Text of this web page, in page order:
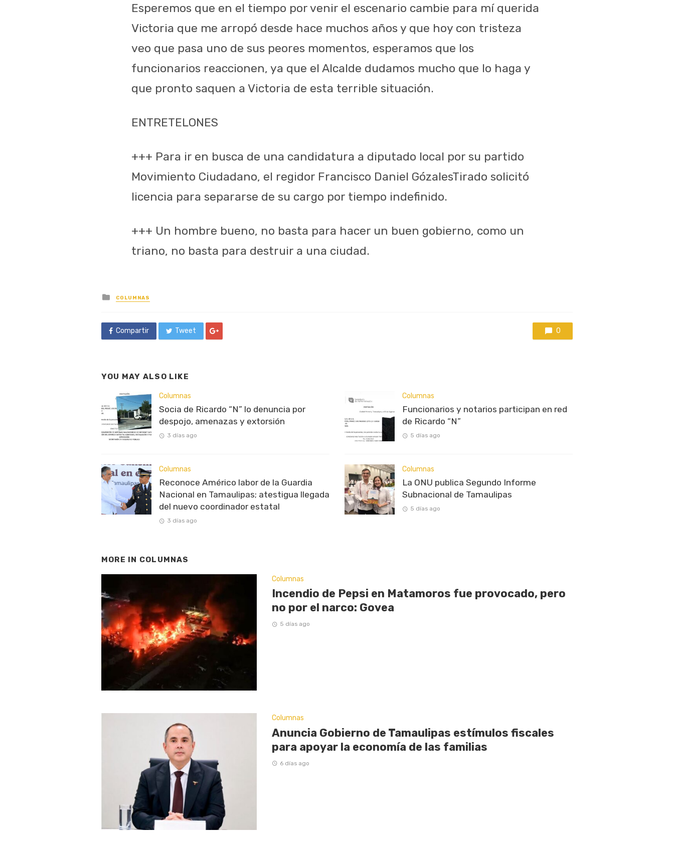
Esperemos que en el tiempo por venir el escenario cambie para mí querida
Victoria que me arropó desde hace muchos años y que hoy con tristeza
veo que pasa uno de sus peores momentos, esperamos que los
funcionarios reaccionen, ya que el Alcalde dudamos mucho que lo haga y
que pronto saquen a Victoria de esta terrible situación.
ENTRETELONES
+++ Para ir en busca de una candidatura a diputado local por su partido
Movimiento Ciudadano, el regidor Francisco Daniel GózalesTirado solicitó
licencia para separarse de su cargo por tiempo indefinido.
+++ Un hombre bueno, no basta para hacer un buen gobierno, como un
triano, no basta para destruir a una ciudad.
Posted
in
COLUMNAS
Compartir Tweet 0
YOU MAY ALSO LIKE
Columnas
Socia de Ricardo “N” lo denuncia por
despojo, amenazas y extorsión
3 días ago
Columnas
Reconoce Américo labor de la Guardia
Nacional en Tamaulipas; atestigua llegada
del nuevo coordinador estatal
3 días ago
Columnas
Funcionarios y notarios participan en red
de Ricardo “N”
5 días ago
Columnas
La ONU publica Segundo Informe
Subnacional de Tamaulipas
5 días ago
MORE IN COLUMNAS
Columnas
Incendio de Pepsi en Matamoros fue provocado, pero
no por el narco: Govea
5 días ago
Columnas
Anuncia Gobierno de Tamaulipas estímulos fiscales
para apoyar la economía de las familias
6 días ago